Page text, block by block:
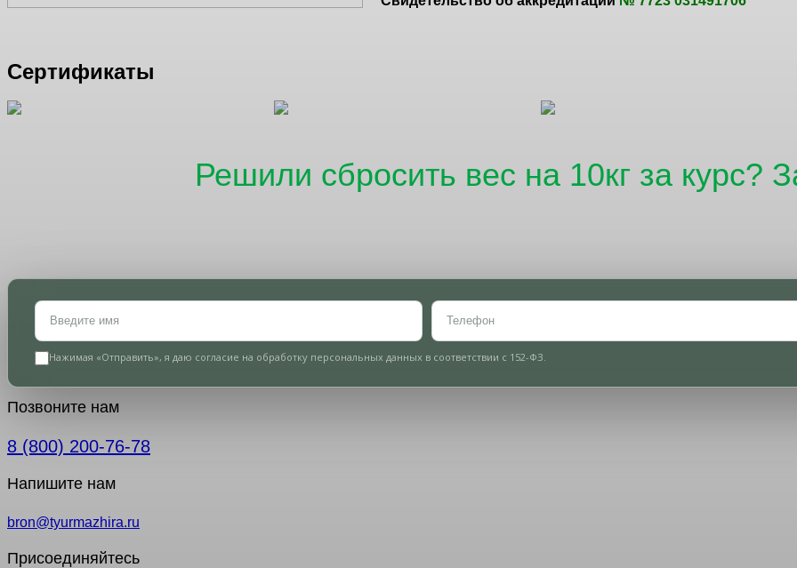
Сертификаты
Решили сбросить вес на 10кг за курс?
Нажимая «Отправить», я даю согласие на обработку персональных данных в соответствии с 152-ФЗ.
Позвоните нам
8 (800) 200-76-78
Напишите нам
bron@tyurmazhira.ru
Присоединяйтесь